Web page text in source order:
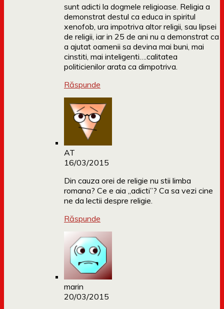
sunt adicti la dogmele religioase. Religia a
demonstrat destul ca educa in spiritul
xenofob, ura impotriva altor religii, sau lipsei
de religii, iar in 25 de ani nu a demonstrat ca
a ajutat oamenii sa devina mai buni, mai
cinstiti, mai inteligenti….calitatea
politicienilor arata ca dimpotriva.
Răspunde
AT
16/03/2015
Din cauza orei de religie nu stii limba
romana? Ce e aia „adicti”? Ca sa vezi cine
ne da lectii despre religie.
Răspunde
marin
20/03/2015